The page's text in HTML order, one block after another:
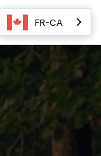
☰
FR-CA